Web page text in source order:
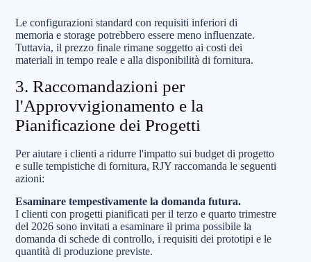
Le configurazioni standard con requisiti inferiori di
memoria e storage potrebbero essere meno influenzate.
Tuttavia, il prezzo finale rimane soggetto ai costi dei
materiali in tempo reale e alla disponibilità di fornitura.
3. Raccomandazioni per
l'Approvvigionamento e la
Pianificazione dei Progetti
Per aiutare i clienti a ridurre l'impatto sui budget di progetto
e sulle tempistiche di fornitura, RJY raccomanda le seguenti
azioni:
Esaminare tempestivamente la domanda futura.
I clienti con progetti pianificati per il terzo e quarto trimestre
del 2026 sono invitati a esaminare il prima possibile la
domanda di schede di controllo, i requisiti dei prototipi e le
quantità di produzione previste.